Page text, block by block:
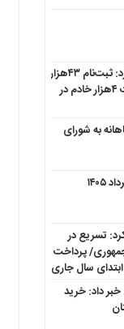
دبیر ستاد اربعین استان عنوان کرد: ثبت‌نام ۴۳هزار
لرستانی در سامانه سماح/ فعالیت ۴هزار خادم در
به شورای
تسریع در
پرداخت
خبر داد: خرید